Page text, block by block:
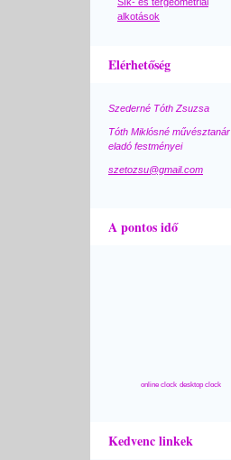
alkotások
Elérhetőség
Szederné Tóth Zsuzsa
Tóth Miklósné művésztanár
eladó festményei
szetozsu@gmail.com
A pontos idő
online clock desktop clock
Kedvenc linkek